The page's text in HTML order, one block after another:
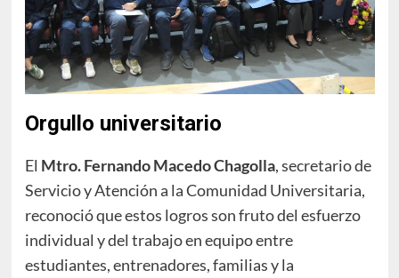
Orgullo universitario
El Mtro. Fernando Macedo Chagolla, secretario de
Servicio y Atención a la Comunidad Universitaria,
reconoció que estos logros son fruto del esfuerzo
individual y del trabajo en equipo entre
estudiantes, entrenadores, familias y la